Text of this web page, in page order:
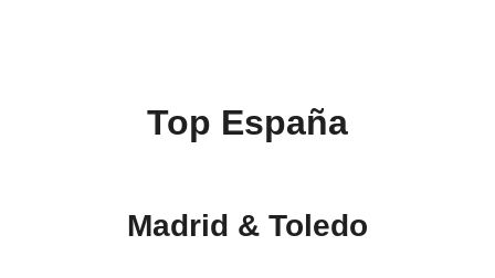
Top España
Madrid & Toledo